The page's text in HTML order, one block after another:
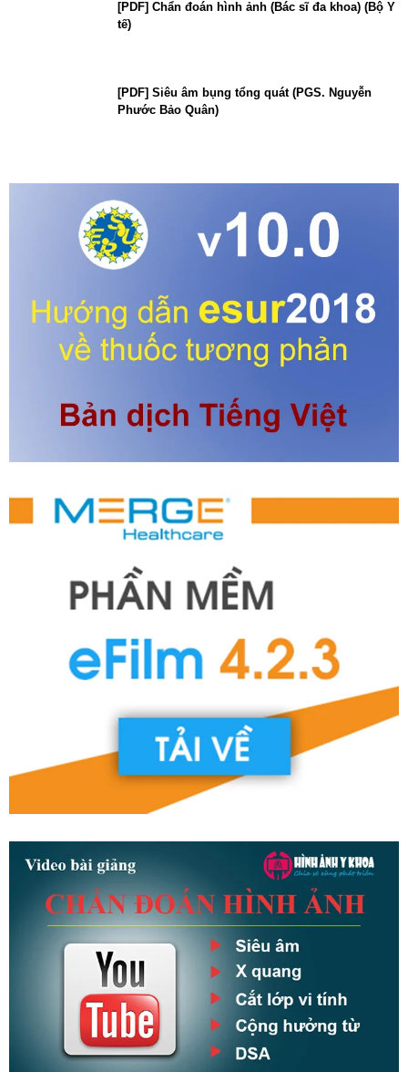
[PDF] Chẩn đoán hình ảnh (Bác sĩ đa khoa) (Bộ Y
tế)
[PDF] Siêu âm bụng tổng quát (PGS. Nguyễn
Phước Bảo Quân)